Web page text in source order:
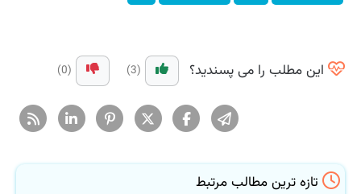
این مطلب را می پسندید؟ (3)
(0)
تازه ترین مطالب مرتبط